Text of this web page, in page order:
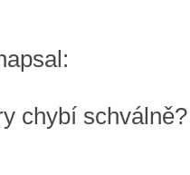
chybí schválně?